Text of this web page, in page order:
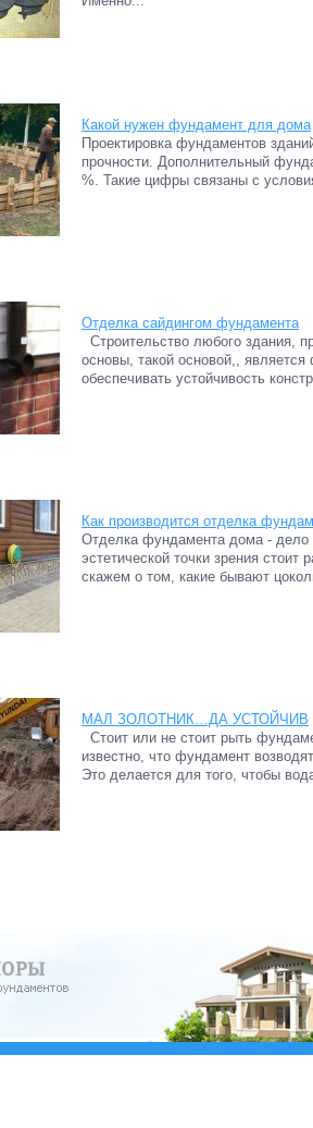
Какой нужен фундамент для дома
Проектировка фундаментов
прочности. Дополнительный
%. Такие цифры связаны с
Отделка сайдингом фундамента
Строительство любого здания,
основы, такой основой,,
обеспечивать устойчивость
Как производится отделка
Отделка фундамента дома - дело
эстетической точки зрения
скажем о том, какие бывают
МАЛ ЗОЛОТНИК…ДА УСТОЙЧИВ
Стоит или не стоит рыть
известно, что фундамент
Это делается для того, чтобы